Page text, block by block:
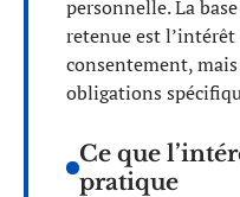
personnelle. La
retenue est
consentement,
obligations
Ce que
pratique